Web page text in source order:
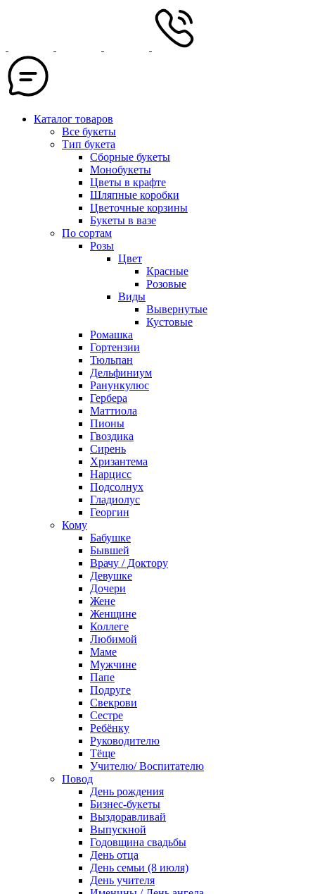
Каталог товаров
Все букеты
Тип букета
Сборные букеты
Монобукеты
Цветы в крафте
Шляпные коробки
Цветочные корзины
Букеты в вазе
По сортам
Розы
Цвет
Красные
Розовые
Виды
Вывернутые
Кустовые
Ромашка
Гортензии
Тюльпан
Дельфиниум
Ранункулюс
Гербера
Маттиола
Пионы
Гвоздика
Сирень
Хризантема
Нарцисс
Подсолнух
Гладиолус
Георгин
Кому
Бабушке
Бывшей
Врачу / Доктору
Девушке
Дочери
Жене
Женщине
Коллеге
Любимой
Маме
Мужчине
Папе
Подруге
Свекрови
Сестре
Ребёнку
Руководителю
Тёще
Учителю/ Воспитателю
Повод
День рождения
Бизнес-букеты
Выздоравливай
Выпускной
Годовщина свадьбы
День отца
День семьи (8 июля)
День учителя